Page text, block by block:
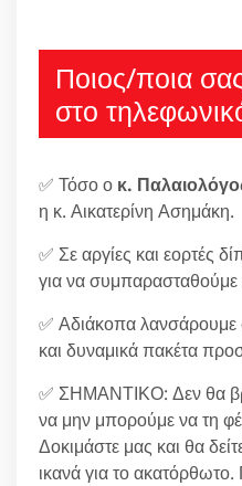
Ποιος/ποια
στο
✅ Τόσο ο κ.
η κ. Αικατερίνη Ασημάκη.
✅ Σε αργίες και εορτές
για να
✅ Αδιάκοπα λανσάρουμε
και δυναμικά πακέτα
✅ ΣΗΜΑΝΤΙΚΟ: Δεν θα
να μην μπορούμε να τη
Δοκιμάστε μας και θα
ικανά για το